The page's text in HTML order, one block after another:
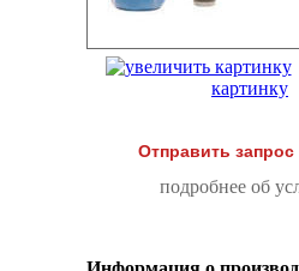
картинку
Отправить запрос
подробнее об